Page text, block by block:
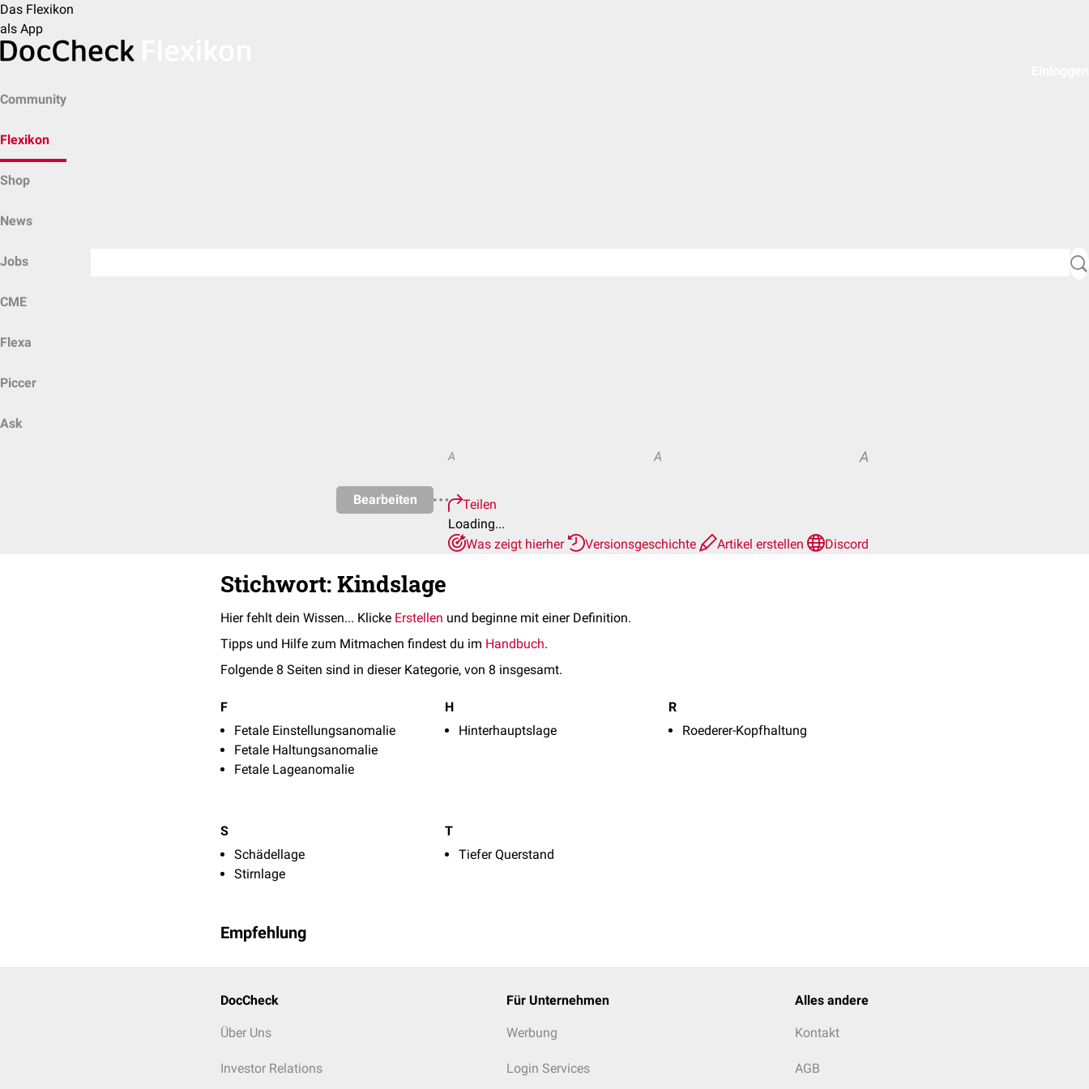
Das Flexikon
als App
Community
Flexikon
Shop
News
Jobs
CME
Flexa
Piccer
Ask
Bearbeiten
A A A
Teilen
Loading...
Was zeigt hierher
Versionsgeschichte Artikel erstellen Discord
Stichwort: Kindslage
Hier fehlt dein Wissen... Klicke Erstellen und beginne mit einer Definition.
Tipps und Hilfe zum Mitmachen findest du im Handbuch.
Folgende 8 Seiten sind in dieser Kategorie, von 8 insgesamt.
F
Fetale Einstellungsanomalie
Fetale Haltungsanomalie
Fetale Lageanomalie
H
Hinterhauptslage
R
Roederer-Kopfhaltung
S
Schädellage
Stirnlage
T
Tiefer Querstand
Empfehlung
DocCheck
Über Uns
Investor Relations
Für Unternehmen
Werbung
Login Services
Alles andere
Kontakt
AGB